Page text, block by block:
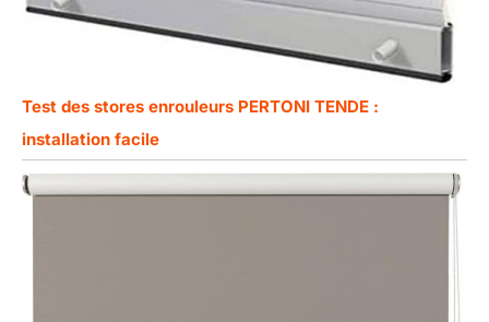
Test des stores enrouleurs PERTONI TENDE :
installation facile